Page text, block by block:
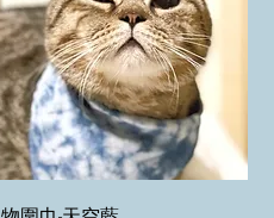
快速瀏覽